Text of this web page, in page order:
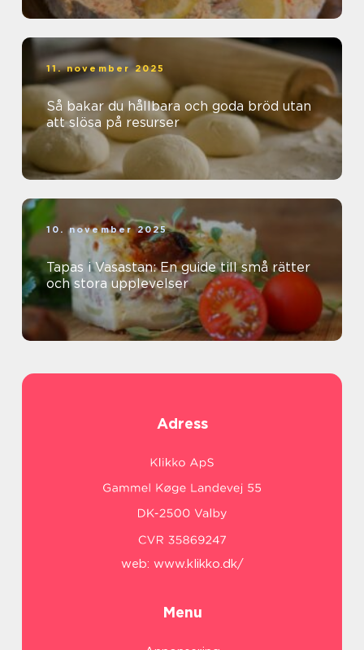
11. november 2025
Så bakar du hållbara och goda bröd utan
att slösa på resurser
10. november 2025
Tapas i Vasastan: En guide till små rätter
och stora upplevelser
Adress
web: www.klikko.dk/
Menu